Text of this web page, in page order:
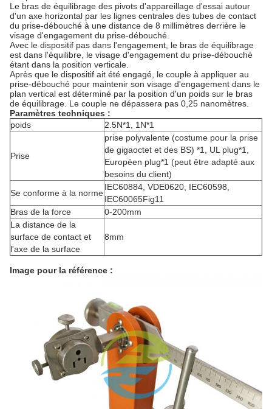
Le bras de équilibrage des pivots d'appareillage d'essai autour
d'un axe horizontal par les lignes centrales des tubes de contact
du prise-débouché à une distance de 8 millimètres derrière le
visage d'engagement du prise-débouché.
Avec le dispositif pas dans l'engagement, le bras de équilibrage
est dans l'équilibre, le visage d'engagement du prise-débouché
étant dans la position verticale.
Après que le dispositif ait été engagé, le couple à appliquer au
prise-débouché pour maintenir son visage d'engagement dans le
plan vertical est déterminé par la position d'un poids sur le bras
de équilibrage. Le couple ne dépassera pas 0,25 nanomètres.
Paramètres techniques :
poids
2.5N*1, 1N*1
Prise
prise polyvalente (costume pour la prise
de gigaoctet et des BS) *1, UL plug*1,
Européen plug*1 (peut être adapté aux
besoins du client)
Se conforme à la norme
IEC60884, VDE0620, IEC60598,
IEC60065Fig11
Bras de la force
0-200mm
La distance de la
surface de contact et
l'axe de la surface
8mm
Image pour la référence :